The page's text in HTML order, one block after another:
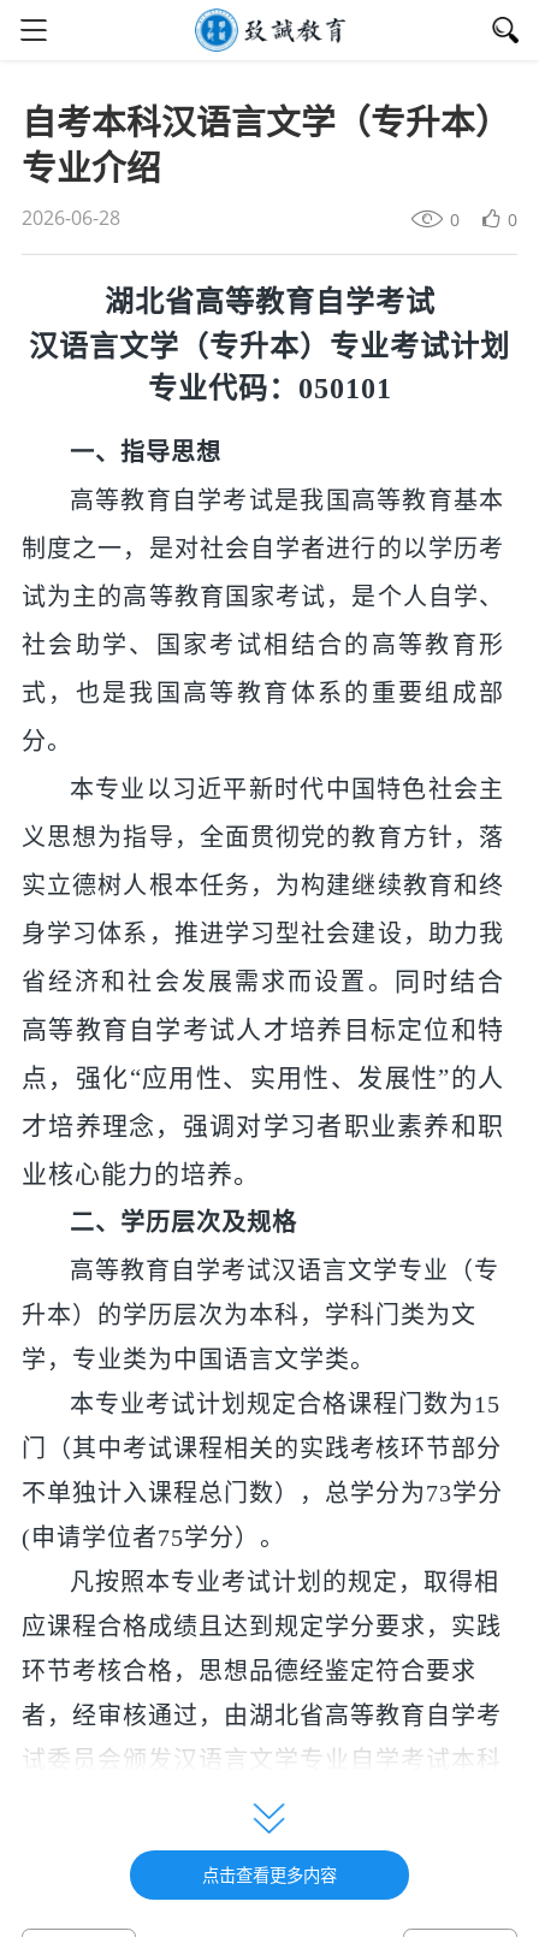
自考本科汉语言文学（专升本）
专业介绍
2026-06-28 0 0
湖北省高等教育自学考试
汉语言文学（专升本）专业考试计划
专业代码： 050101
一、指导思想
高等教育自学考试是我国高等教育基本
制度之一，是对社会自学者进行的以学历考
试为主的高等教育国家考试，是个人自学、
社会助学、国家考试相结合的高等教育形
式，也是我国高等教育体系的重要组成部
分。
本专业以习近平新时代中国特色社会主
义思想为指导，全面贯彻党的教育方针，落
实立德树人根本任务，为构建继续教育和终
身学习体系，推进学习型社会建设，助力我
省经济和社会发展需求而设置。
同时结合
高等教育自学考试人才培养目标定位和特
点，强化“应用性、实用性、发展性”的人
才培养理念，强调对学习者职业素养和职
业核心能力的培养。
二、学历层次及规格
高等教育自学考试汉语言文学专业（专
升本）的学历层次为本科，学科门类为文
学，专业类为中国语言文学类。
本专业考试计划规定合格课程门数为15
门（其中考试课程相关的实践考核环节部分
不单独计入课程总门数），总学分为73学分
(申请学位者75学分）。
凡按照本专业考试计划的规定，取得相
应课程合格成绩且达到规定学分要求，实践
环节考核合格，思想品德经鉴定符合要求
者，经审核通过，由湖北省高等教育自学考
试委员会颁发汉语言文学专业自学考试本科
毕业证书，主考学校副署，国家承认学历。
符合高等学历继续教育学士学位授予条件
者，由主考学校按规定授予学士学位。
点击查看更多内容